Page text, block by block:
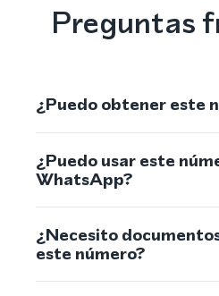
Preguntas
¿Puedo obtener este
¿Puedo usar este
WhatsApp?
¿Necesito
este número?